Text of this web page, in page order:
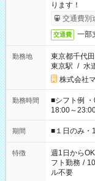
ります！
交通費別
交通費 一部
勤務地
東京都千代
東京駅 / 水
株式会社
勤務時間
■シフト例
18:00～
etc ★最短で3時間で5,120円のお仕事から 15時間で2万円近く稼
げるお仕事も！ ご希望のお時間に合わせてご紹介
ください！
期間 ■１日のみ・
特徴 週1日からOK
フト勤務 /
ル不要